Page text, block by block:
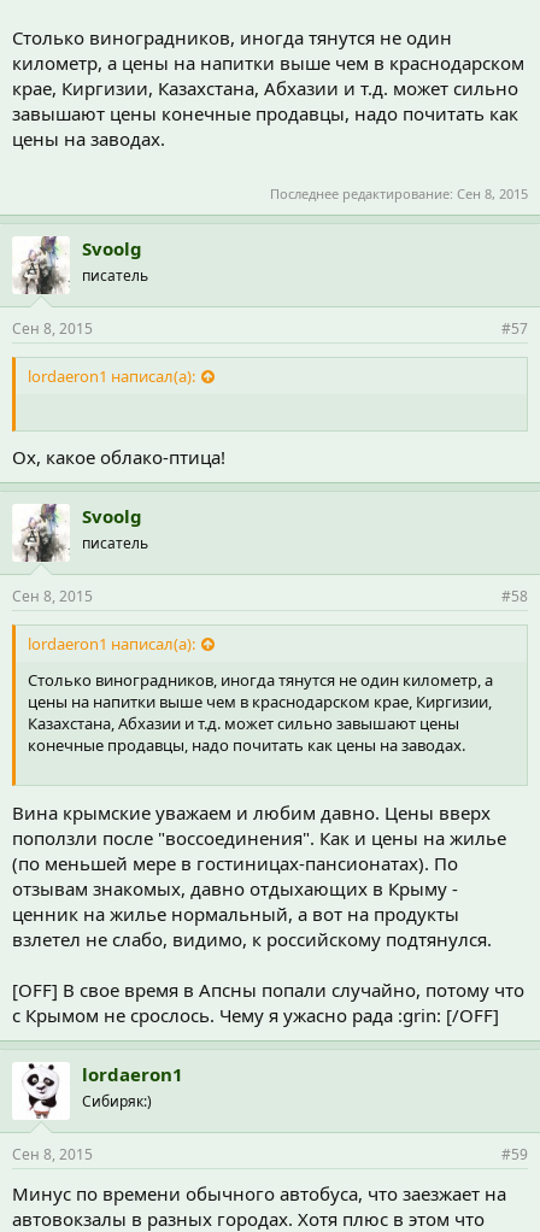
Столько виноградников, иногда тянутся не один
километр, а цены на напитки выше чем в краснодарском
крае, Киргизии, Казахстана, Абхазии и т.д. может сильно
завышают цены конечные продавцы, надо почитать как
цены на заводах.
Последнее редактирование: Сен 8, 2015
Svoolg
писатель
Сен 8, 2015 #57
lordaeron1 написал(а):
Ох, какое облако-птица!
Svoolg
писатель
Сен 8, 2015 #58
lordaeron1 написал(а):
Столько виноградников, иногда тянутся не один километр, а
цены на напитки выше чем в краснодарском крае, Киргизии,
Казахстана, Абхазии и т.д. может сильно завышают цены
конечные продавцы, надо почитать как цены на заводах.
Вина крымские уважаем и любим давно. Цены вверх
поползли после "воссоединения". Как и цены на жилье
(по меньшей мере в гостиницах-пансионатах). По
отзывам знакомых, давно отдыхающих в Крыму -
ценник на жилье нормальный, а вот на продукты
взлетел не слабо, видимо, к российскому подтянулся.
[OFF] В свое время в Апсны попали случайно, потому что
с Крымом не срослось. Чему я ужасно рада :grin: [/OFF]
lordaeron1
Сибиряк:)
Сен 8, 2015 #59
Минус по времени обычного автобуса, что заезжает на
автовокзалы в разных городах. Хотя плюс в этом что